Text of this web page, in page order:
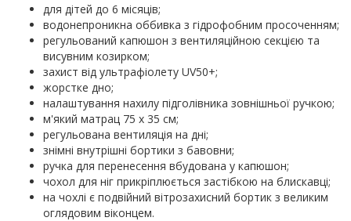
для дітей до 6 місяців;
водонепроникна оббивка з гідрофобним просоченням;
регульований капюшон з вентиляційною секцією та
висувним козирком;
захист від ультрафіолету UV50+;
жорстке дно;
налаштування нахилу підголівника зовнішньої ручкою;
м'який матрац 75 х 35 см;
регульована вентиляція на дні;
знімні внутрішні бортики з бавовни;
ручка для перенесення вбудована у капюшон;
чохол для ніг прикріплюється застібкою на блискавці;
на чохлі є подвійний вітрозахисний бортик з великим
оглядовим віконцем.